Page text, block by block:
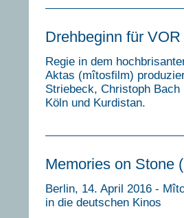
Drehbeginn für
Regie in dem
Aktas (mîtosfilm)
Striebeck, Christoph
Köln und Kurdistan.
Memories on Stone
Berlin, 14. April 2016 -
in die deutschen Kinos